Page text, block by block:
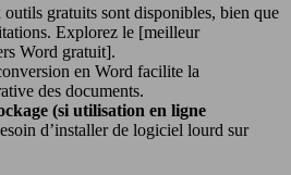
gratuits sont disponibles, bien que
Explorez le [meilleur
Word gratuit].
en Word facilite la
des documents.
(si utilisation en ligne
d’installer de logiciel lourd sur